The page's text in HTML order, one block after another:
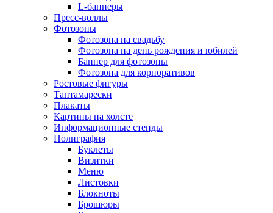
L-баннеры
Пресс-воллы
Фотозоны
Фотозона на свадьбу
Фотозона на день рождения и юбилей
Баннер для фотозоны
Фотозона для корпоративов
Ростовые фигуры
Тантамарески
Плакаты
Картины на холсте
Информационные стенды
Полиграфия
Буклеты
Визитки
Меню
Листовки
Блокноты
Брошюры